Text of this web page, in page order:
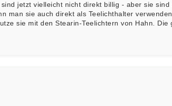
jetzt vielleicht nicht direkt billig - aber sie sind
man sie auch direkt als Teelichthalter
sie mit den Stearin-Teelichtern von Hahn. Die